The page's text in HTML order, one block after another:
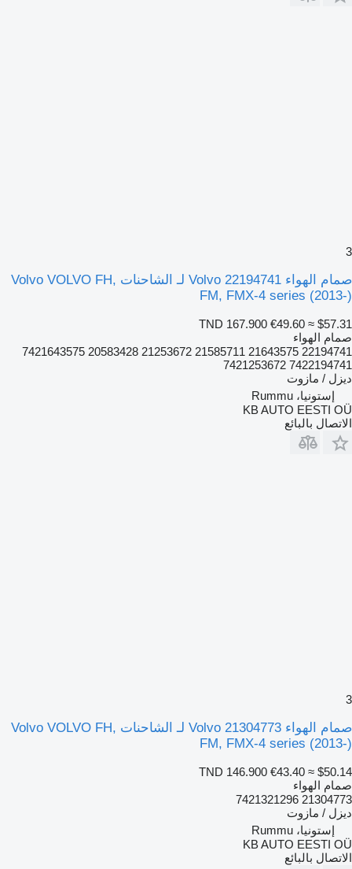
3
صمام الهواء Volvo 22194741 لـ الشاحنات Volvo VOLVO FH,
FM, FMX-4 series (2013-)
TND 167.900 €49.60 ≈ $57.31
صمام الهواء
22194741 21643575 21585711 21253672 20583428 7421643575
7422194741 7421253672
ديزل / مازوت
إستونيا، Rummu
KB AUTO EESTI OÜ
الاتصال بالبائع
3
صمام الهواء Volvo 21304773 لـ الشاحنات Volvo VOLVO FH,
FM, FMX-4 series (2013-)
TND 146.900 €43.40 ≈ $50.14
صمام الهواء
21304773 7421321296
ديزل / مازوت
إستونيا، Rummu
KB AUTO EESTI OÜ
الاتصال بالبائع